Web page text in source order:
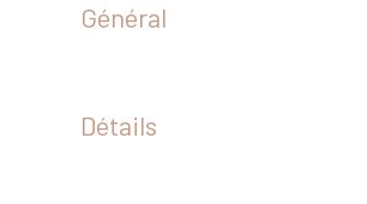
Général
Détails